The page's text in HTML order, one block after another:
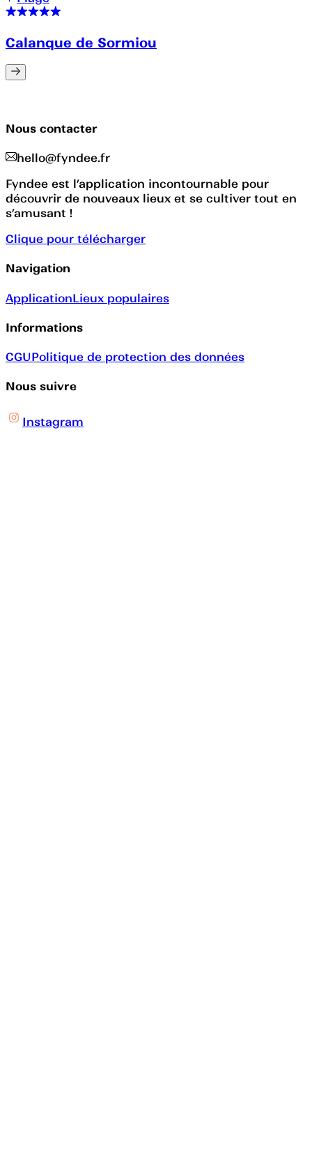
Calanque de Sormiou
Nous contacter
hello@fyndee.fr
Fyndee est l’application incontournable pour
découvrir de nouveaux lieux et se cultiver tout en
s’amusant !
Clique pour télécharger
Navigation
ApplicationLieux populaires
Informations
CGUPolitique de protection des données
Nous suivre
Instagram